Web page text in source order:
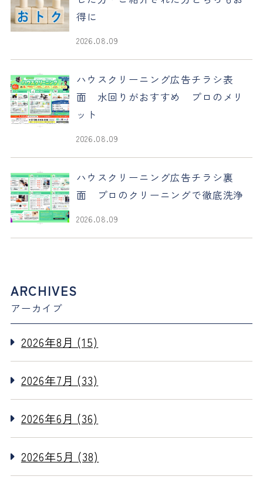
得に
2026.08.09
ハウスクリーニング広告チラシ表
面 水回りがおすすめ プロのメリ
ット
2026.08.09
ハウスクリーニング広告チラシ裏
面 プロのクリーニングで徹底洗浄
2026.08.09
ARCHIVES
アーカイブ
2026年8月 (15)
2026年7月 (33)
2026年6月 (36)
2026年5月 (38)